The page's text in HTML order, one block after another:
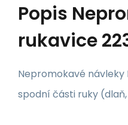
Popis
rukavice
Nepromokavé návleky
spodní části ruky